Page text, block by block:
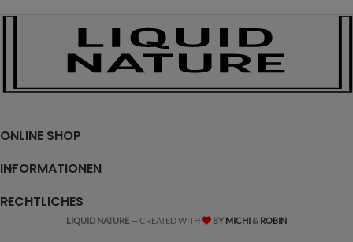
ONLINE SHOP
INFORMATIONEN
RECHTLICHES
LIQUID NATURE — CREATED WITH BY MICHI& ROBIN